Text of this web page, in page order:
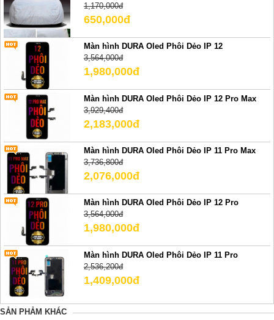
1,170,000đ
650,000đ
Màn hình DURA Oled Phôi Dẻo IP 12
3,564,000đ
1,980,000đ
Màn hình DURA Oled Phôi Dẻo IP 12 Pro Max
3,929,400đ
2,183,000đ
Màn hình DURA Oled Phôi Dẻo IP 11 Pro Max
3,736,800đ
2,076,000đ
Màn hình DURA Oled Phôi Dẻo IP 12 Pro
3,564,000đ
1,980,000đ
Màn hình DURA Oled Phôi Dẻo IP 11 Pro
2,536,200đ
1,409,000đ
SẢN PHẢM KHÁC